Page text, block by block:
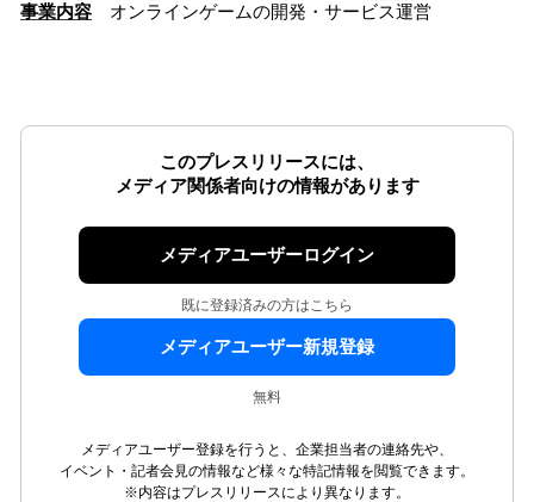
事業内容
オンラインゲームの開発・サービス運営
このプレスリリースには、
メディア関係者向けの情報があります
メディアユーザーログイン
既に登録済みの方はこちら
メディアユーザー新規登録
無料
メディアユーザー登録を行うと、企業担当者の連絡先や、
イベント・記者会見の情報など様々な特記情報を閲覧できます。
※内容はプレスリリースにより異なります。